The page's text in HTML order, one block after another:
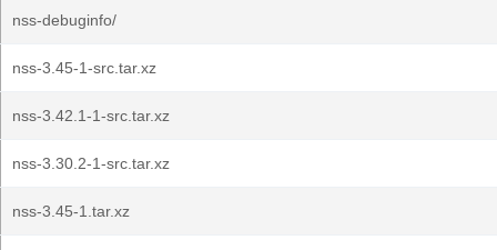
nss-debuginfo/
nss-3.45-1-src.tar.xz
nss-3.42.1-1-src.tar.xz
nss-3.30.2-1-src.tar.xz
nss-3.45-1.tar.xz